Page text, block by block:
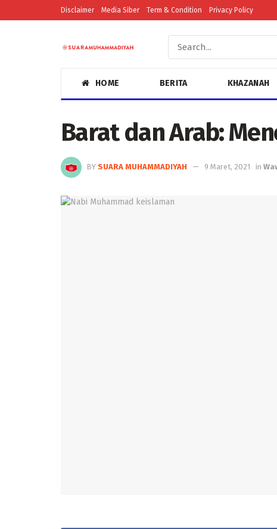
Disclaimer Media Siber Term & Condition Privacy Policy
HOME BERITA KHAZANAH
Barat dan Arab:
BY SUARA MUHAMMADIYAH 9 Maret, 2021 in